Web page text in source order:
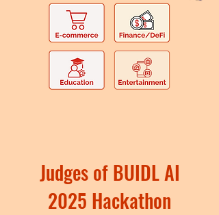
Judges of BUIDL AI
2025 Hackathon